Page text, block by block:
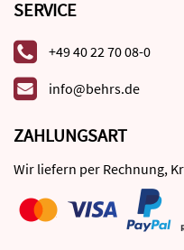
SERVICE
+49 40 22 70 08-0
info@behrs.de
ZAHLUNGSART
Wir liefern per Rechnung,